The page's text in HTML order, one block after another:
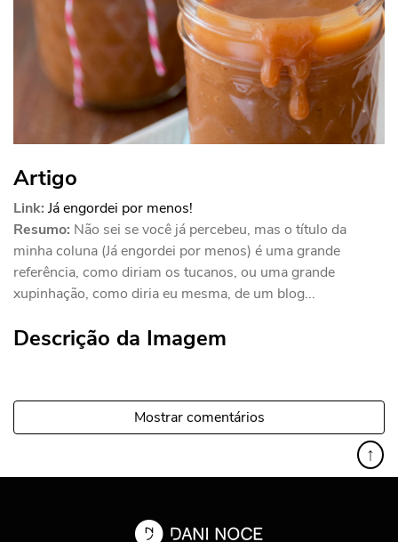
Artigo
Link: Já engordei por menos!
Resumo: Não sei se você já percebeu, mas o título da
minha coluna (Já engordei por menos) é uma grande
referência, como diriam os tucanos, ou uma grande
xupinhação, como diria eu mesma, de um blog...
Descrição da Imagem
Mostrar comentários
↑